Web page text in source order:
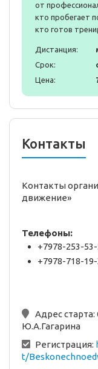
от
кто пробегает
кто готов
Дистанция:
Срок:
Цена:
Контакты
Контакты
движение»
Телефоны:
+7978-253-
+7978-718-
Адрес старта:
Ю.А.Гагарина
Регистрация:
t/